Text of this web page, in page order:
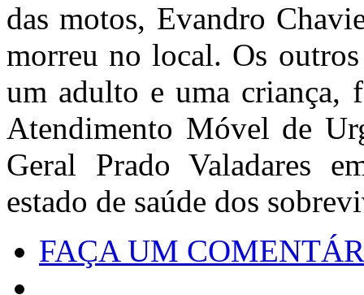
das motos, Evandro
morreu no local. Os
um adulto e uma criança,
Atendimento Móvel de
Geral Prado Valadares
estado de saúde dos
FAÇA UM